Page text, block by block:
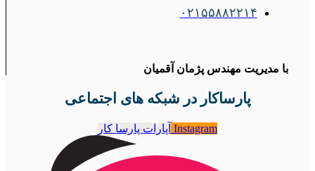
۰۲۱۵۵۸۸۲۲۱۴
با مدیریت مهندس پژمان آقمیان
پارساکار در شبکه های اجتماعی
Instagram آپارات پارسا کار